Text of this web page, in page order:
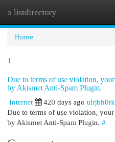
a listdirectory
Home
1
Due to terms of use violation, your
by Akismet Anti-Spam Plugin.
Internet
420 days ago
Due to terms of use violation, your
by Akismet Anti-Spam Plugin. #